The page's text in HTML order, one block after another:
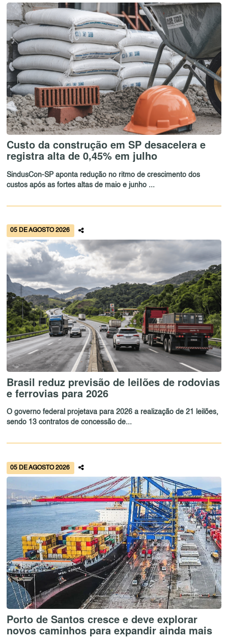
Custo da construção em SP desacelera e
registra alta de 0,45% em julho
SindusCon-SP aponta redução no ritmo de crescimento dos
custos após as fortes altas de maio e junho ...
05 DE AGOSTO 2026
Brasil reduz previsão de leilões de rodovias
e ferrovias para 2026
O governo federal projetava para 2026 a realização de 21 leilões,
sendo 13 contratos de concessão de...
05 DE AGOSTO 2026
Porto de Santos cresce e deve explorar
novos caminhos para expandir ainda mais